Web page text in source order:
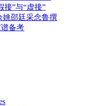
接”与“虚接”
姚邵廷采念鲁撰
备考